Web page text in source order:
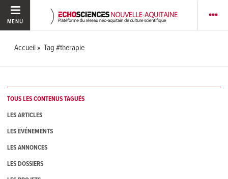
MENU
Accueil Tag #therapie
TOUS LES CONTENUS TAGUÉS
LES ARTICLES
LES ÉVÉNEMENTS
LES ANNONCES
LES DOSSIERS